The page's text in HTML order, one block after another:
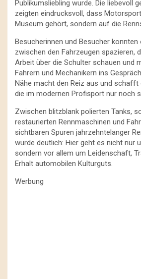
Publikumsliebling wurde. Die liebevoll
zeigten eindrucksvoll, dass
Museum gehört, sondern auf die
Besucherinnen und Besucher konnten
zwischen den Fahrzeugen spazieren,
Arbeit über die Schulter schauen und
Fahrern und Mechanikern ins
Nähe macht den Reiz aus und schafft
die im modernen Profisport nur noch
Zwischen blitzblank polierten Tanks,
restaurierten Rennmaschinen und
sichtbaren Spuren jahrzehntelanger
wurde deutlich: Hier geht es nicht nur
sondern vor allem um Leidenschaft,
Erhalt automobilen Kulturguts.
Werbung